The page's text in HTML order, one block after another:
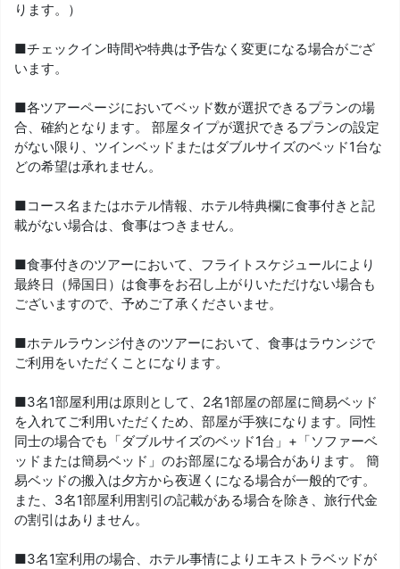
ります。）
■チェックイン時間や特典は予告なく変更になる場合がござ
います。
■各ツアーページにおいてベッド数が選択できるプランの場
合、確約となります。 部屋タイプが選択できるプランの設定
がない限り、ツインベッドまたはダブルサイズのベッド1台な
どの希望は承れません。
■コース名またはホテル情報、ホテル特典欄に食事付きと記
載がない場合は、食事はつきません。
■食事付きのツアーにおいて、フライトスケジュールにより
最終日（帰国日）は食事をお召し上がりいただけない場合も
ございますので、予めご了承くださいませ。
■ホテルラウンジ付きのツアーにおいて、食事はラウンジで
ご利用をいただくことになります。
■3名1部屋利用は原則として、2名1部屋の部屋に簡易ベッド
を入れてご利用いただくため、部屋が手狭になります。同性
同士の場合でも「ダブルサイズのベッド1台」+「ソファーベ
ッドまたは簡易ベッド」のお部屋になる場合があります。 簡
易ベッドの搬入は夕方から夜遅くになる場合が一般的です。
また、3名1部屋利用割引の記載がある場合を除き、旅行代金
の割引はありません。
■3名1室利用の場合、ホテル事情によりエキストラベッドが